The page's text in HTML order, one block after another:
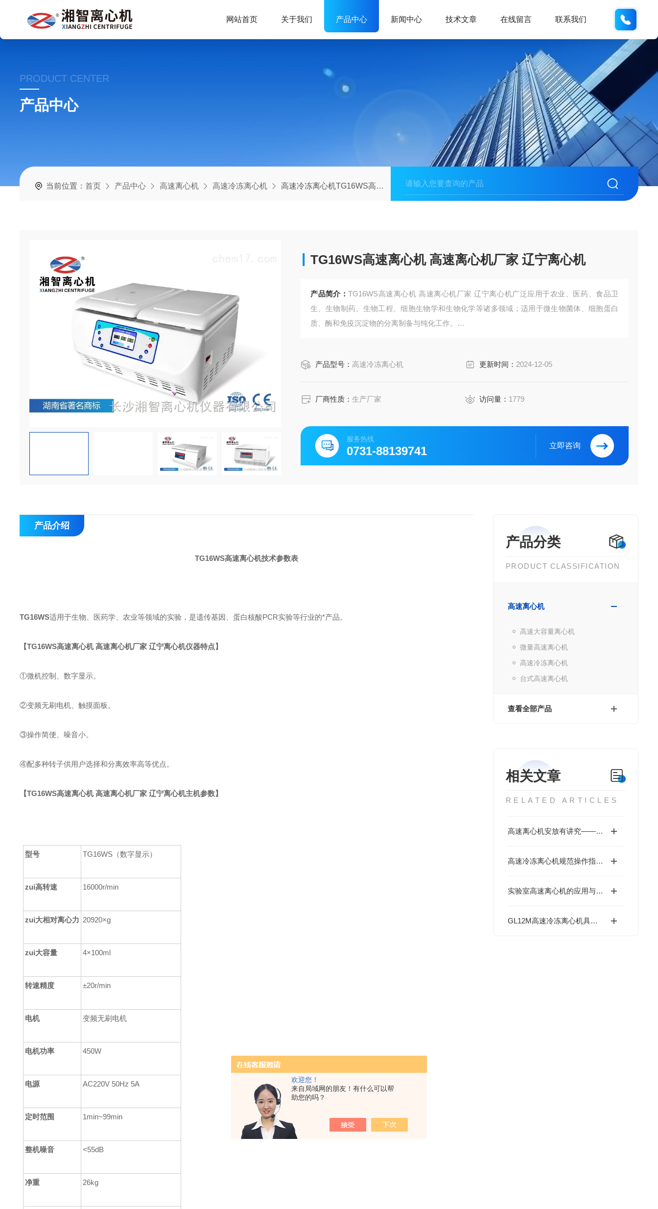
欢迎您！
来自局域网的朋友！有什么可以帮
助您的吗？
网站首页 关于我们 产品中心 新闻中心 技术文章 在线留言 联系我们
PRODUCT CENTER
产品中心
当前位置：首页 产品中心 高速离心机 高速冷冻离心机 高速冷冻离心机TG16WS高速离心机 高速离心机厂家 辽宁离心机
TG16WS高速离心机 高速离心机厂家 辽宁离心机
产品简介：TG16WS高速离心机 高速离心机厂家 辽宁离心机广泛应用于农业、医药、食品卫
生、生物制药、生物工程、细胞生物学和生物化学等诸多领域；适用于微生物菌体、细胞蛋白
质、酶和免疫沉淀物的分离制备与纯化工作。
产品型号： 高速冷冻离心机 更新时间： 2024-12-05
厂商性质：生产厂家 访问量： 1779
服务热线
0731-88139741 立即咨询
产品分类
PRODUCT CLASSIFICATION
高速离心机
高速大容量离心机
微量高速离心机
高速冷冻离心机
台式高速离心机
查看全部产品
相关文章
RELATED ARTICLES
高速离心机安放有讲究——实验室环境要求全解析
高速冷冻离心机规范操作指南：安全与效率并重
实验室高速离心机的应用与重要性
GL12M高速冷冻离心机具有哪些杰出特点？
产品介绍
TG16WS高速离心机技术参数表
TG16WS适用于生物、医药学、农业等领域的实验， 是遗传基因、蛋白核酸PCR实验等行业的*产品。
【TG16WS高速离心机 高速离心机厂家 辽宁离心机仪器特点】
①微机控制、数字显示。
②变频无刷电机、触摸面板 。
③操作简便、噪音小。
④配多种转子供用户选择和分离效率高等优点。
【TG16WS高速离心机 高速离心机厂家 辽宁离心机主机参数】
型号 TG16WS（数字显示）
zui高转速 16000r/min
zui大相对离心力 20920×g
zui大容量 4×100ml
转速精度 ±20r/min
电机 变频无刷电机
电机功率 450W
电源 AC220V 50Hz 5A
定时范围 1min~99min
整机噪音 <55dB
净重 26kg